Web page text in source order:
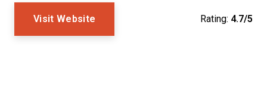
Visit Website Rating: 4.7/5